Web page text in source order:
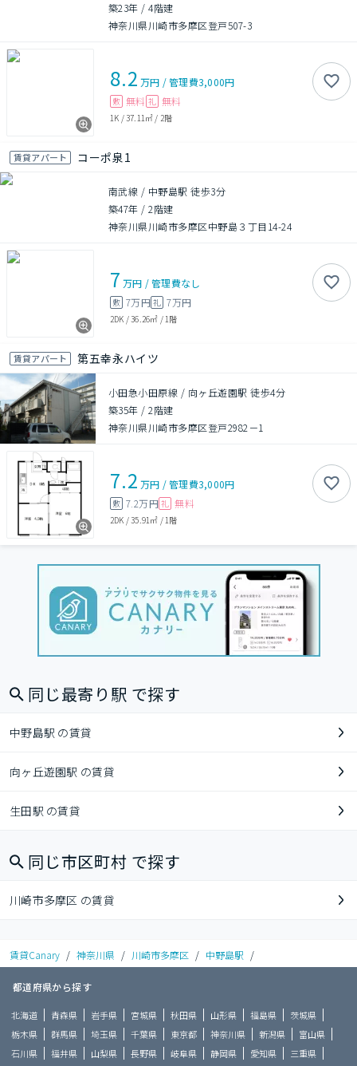
築23年 /4階建
神奈川県川崎市多摩区登戸507-3
8.2 万円 /管理費3,000円
敷 無料 礼 無料
1K /37.11㎡ / 2階
賃貸アパート コーポ泉1
南武線 / 中野島駅 徒歩3分
築47年 /2階建
神奈川県川崎市多摩区中野島３丁目14-24
7 万円 /管理費なし
敷 7万円礼 7万円
2DK /36.26㎡ / 1階
賃貸アパート 第五幸永ハイツ
小田急小田原線 / 向ヶ丘遊園駅 徒歩4分
築35年 /2階建
神奈川県川崎市多摩区登戸2982－1
7.2 万円 /管理費3,000円
敷 7.2万円 礼 無料
2DK /35.91㎡ / 1階
同じ最寄り駅 で探す
中野島駅 の賃貸
向ヶ丘遊園駅 の賃貸
生田駅 の賃貸
同じ市区町村 で探す
川崎市多摩区 の賃貸
賃貸Canary / 神奈川県 / 川崎市多摩区 / 中野島駅 /
都道府県から探す
北海道 青森県 岩手県 宮城県 秋田県 山形県 福島県
茨城県
栃木県
群馬県 埼玉県 千葉県 東京都 神奈川県 新潟県
富山県
石川県
福井県 山梨県 長野県 岐阜県 静岡県 愛知県 三重県